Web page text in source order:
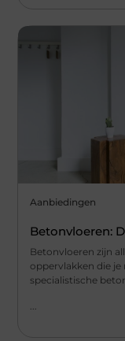
Aanbiedingen
Betonvloeren:
Betonvloeren zijn
oppervlakken die
specialistische